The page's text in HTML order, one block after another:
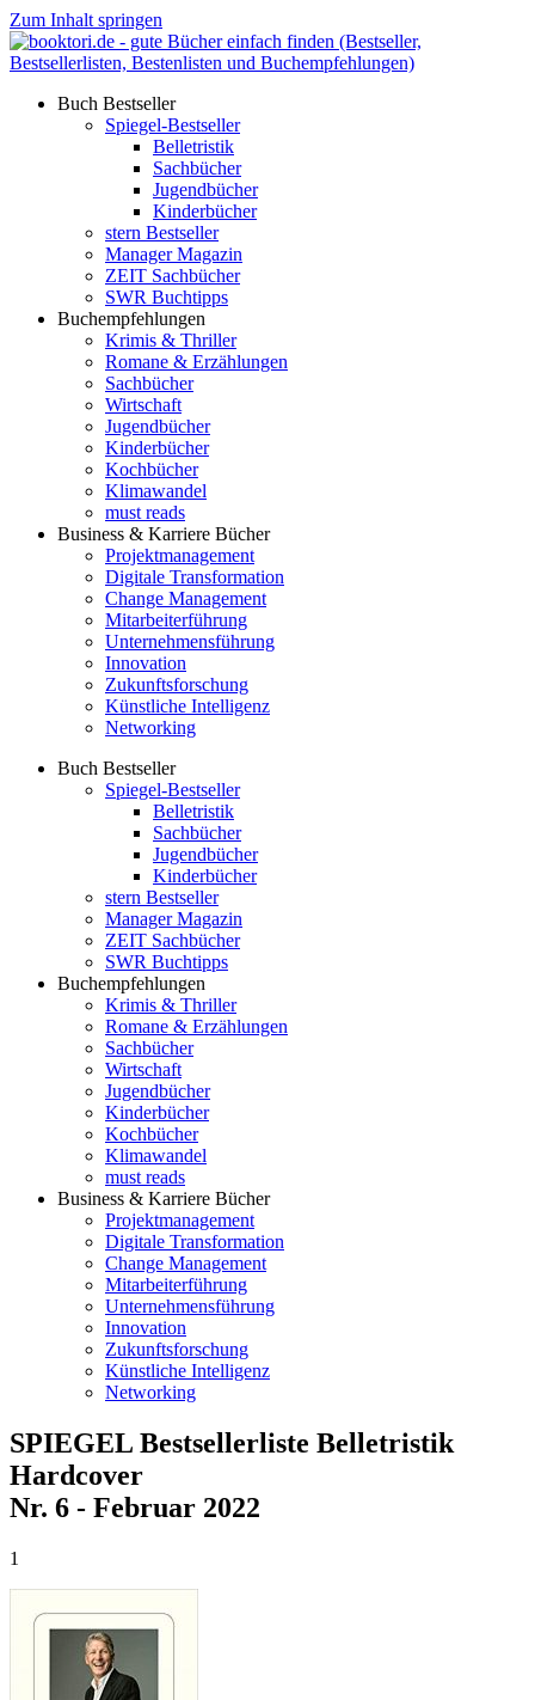
Zum Inhalt springen
Buch Bestseller
Spiegel-Bestseller
Belletristik
Sachbücher
Jugendbücher
Kinderbücher
stern Bestseller
Manager Magazin
ZEIT Sachbücher
SWR Buchtipps
Buchempfehlungen
Krimis & Thriller
Romane & Erzählungen
Sachbücher
Wirtschaft
Jugendbücher
Kinderbücher
Kochbücher
Klimawandel
must reads
Business & Karriere Bücher
Projektmanagement
Digitale Transformation
Change Management
Mitarbeiterführung
Unternehmensführung
Innovation
Zukunftsforschung
Künstliche Intelligenz
Networking
Buch Bestseller
Spiegel-Bestseller
Belletristik
Sachbücher
Jugendbücher
Kinderbücher
stern Bestseller
Manager Magazin
ZEIT Sachbücher
SWR Buchtipps
Buchempfehlungen
Krimis & Thriller
Romane & Erzählungen
Sachbücher
Wirtschaft
Jugendbücher
Kinderbücher
Kochbücher
Klimawandel
must reads
Business & Karriere Bücher
Projektmanagement
Digitale Transformation
Change Management
Mitarbeiterführung
Unternehmensführung
Innovation
Zukunftsforschung
Künstliche Intelligenz
Networking
SPIEGEL Bestsellerliste Belletristik
Hardcover
Nr. 6 - Februar 2022
1